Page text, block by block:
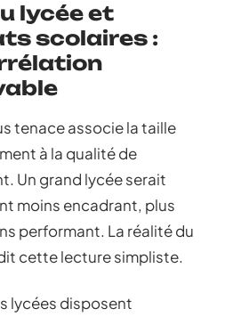
lycée et
scolaires :
tenace associe la taille
à la qualité de
Un grand lycée serait
moins encadrant, plus
performant. La réalité du
cette lecture simpliste.
lycées disposent